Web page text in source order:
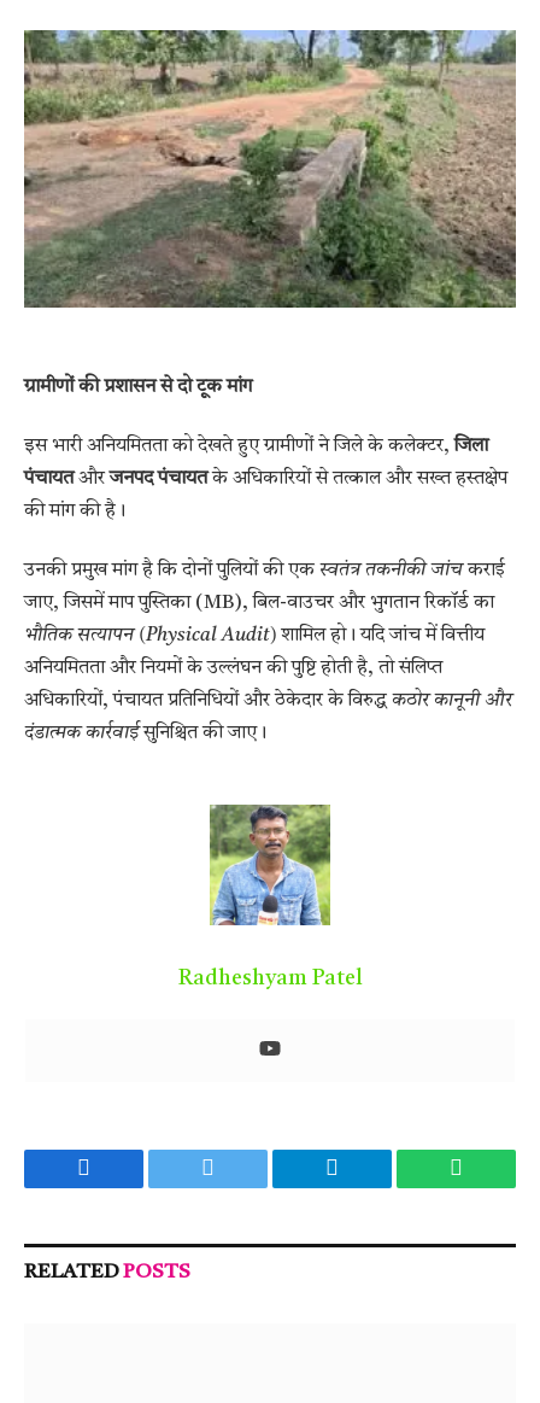
ग्रामीणों की प्रशासन से दो टूक मांग
इस भारी अनियमितता को देखते हुए ग्रामीणों ने जिले के कलेक्टर,जिला
पंचायतऔरजनपद पंचायतके अधिकारियों से तत्काल और सख्त हस्तक्षेप
की मांग की है।
उनकी प्रमुख मांग है कि दोनों पुलियों की एक स्वतंत्र तकनीकी जांचकराई
जाए, जिसमें माप पुस्तिका (MB), बिल-वाउचर और भुगतान रिकॉर्ड का
भौतिक सत्यापन (Physical Audit) शामिल हो। यदि जांच में वित्तीय
अनियमितता और नियमों के उल्लंघन की पुष्टि होती है, तो संलिप्त
अधिकारियों, पंचायत प्रतिनिधियों और ठेकेदार के विरुद्ध कठोर कानूनी और
दंडात्मक कार्रवाईसुनिश्चित की जाए।
Radheshyam Patel
Facebook Twitter Telegram
RELATEDPOSTS